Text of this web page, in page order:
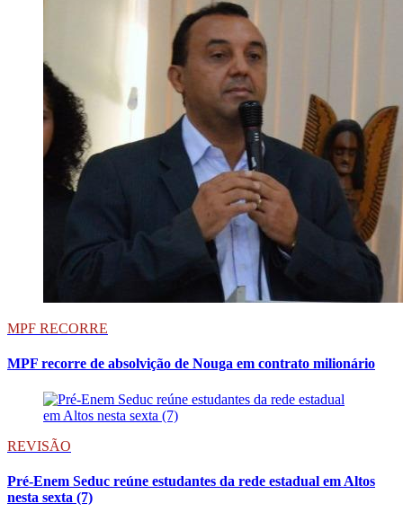
MPF RECORRE
MPF recorre de absolvição de Nouga em contrato milionário
REVISÃO
Pré-Enem Seduc reúne estudantes da rede estadual em Altos
nesta sexta (7)